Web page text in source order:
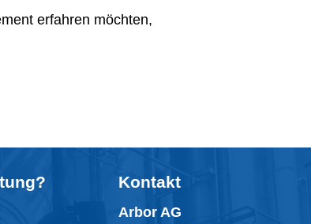
erfahren möchten,
? Kontakt
Arbor AG